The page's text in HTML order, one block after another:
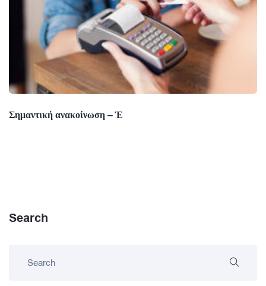
Σημαντική ανακοίνωση – Έ
Search